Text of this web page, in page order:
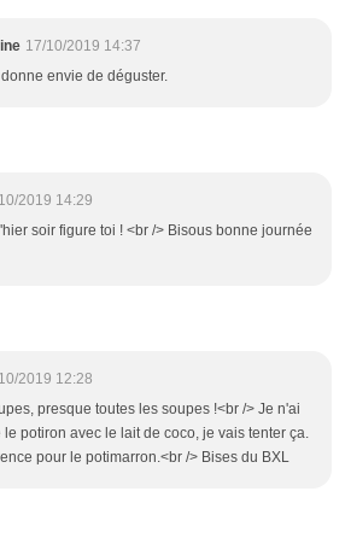
17/10/2019 14:37
envie de déguster.
2019 14:29
soir figure toi ! <br /> Bisous bonne journée
2019 12:28
presque toutes les soupes !<br /> Je n'ai
potiron avec le lait de coco, je vais tenter ça.
pour le potimarron.<br /> Bises du BXL